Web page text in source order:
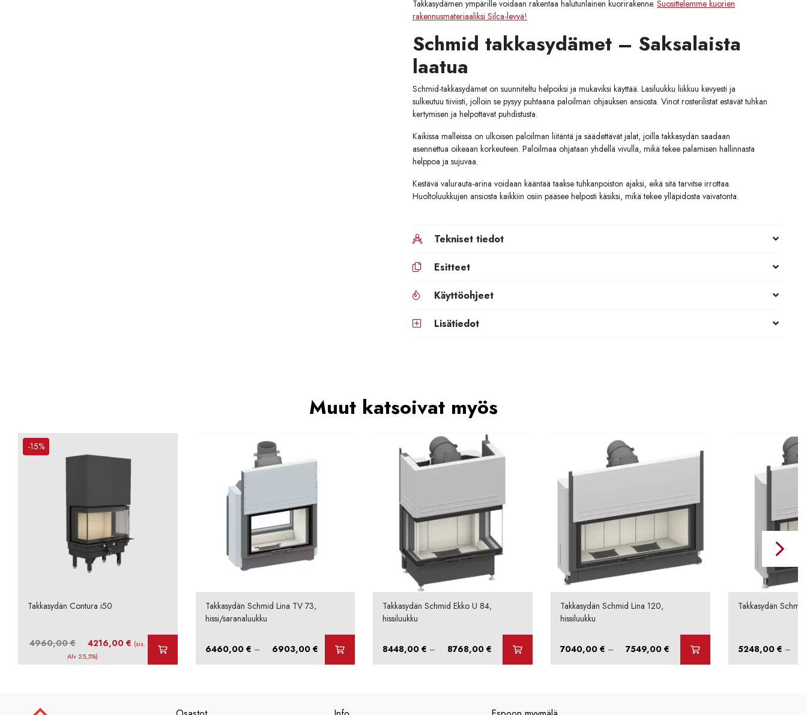
Takkasydämen ympärille voidaan rakentaa halutunlainen kuorirakenne. Suosittelemme kuorien
rakennusmateriaaliksi Silca-levyä!
Schmid takkasydämet – Saksalaista
laatua
Schmid-takkasydämet on suunniteltu helpoiksi ja mukaviksi käyttää. Lasiluukku liikkuu kevyesti ja
sulkeutuu tiiviisti, jolloin se pysyy puhtaana paloilman ohjauksen ansiosta. Vinot rosterilistat estävät tuhkan
kertymisen ja helpottavat puhdistusta.
Kaikissa malleissa on ulkoisen paloilman liitäntä ja säädettävät jalat, joilla takkasydän saadaan
asennettua oikeaan korkeuteen. Paloilmaa ohjataan yhdellä vivulla, mikä tekee palamisen hallinnasta
helppoa ja sujuvaa.
Kestävä valurauta-arina voidaan kääntää taakse tuhkanpoiston ajaksi, eikä sitä tarvitse irrottaa.
Huoltoluukkujen ansiosta kaikkiin osiin pääsee helposti käsiksi, mikä tekee ylläpidosta vaivatonta.
Tekniset tiedot
Esitteet
Käyttöohjeet
Lisätiedot
Muut katsoivat myös
-15%
Takkasydän Contura i50
4960,00€
Alkuperäinen
hinta
oli:
4216,00€ Nykyinen
on:
(sis.
Alv 25,5%)
Takkasydän Schmid Lina TV 73,
hissi/saranaluukku
6460,00 € – 6903,00 €Hintaluokka:
Takkasydän Schmid Ekko U 84,
hissiluukku
8448,00€ – 8768,00€ Hintaluokka:
Takkasydän Schmid Lina 120,
hissiluukku
7040,00 € – 7549,00 €Hintaluokka:
Takkasydän
5248,00 € –